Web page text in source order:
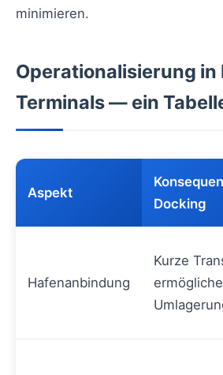
minimieren.
Operationalisierung in
Terminals — ein
Aspekt
Docking
Hafenanbindung
Kurze